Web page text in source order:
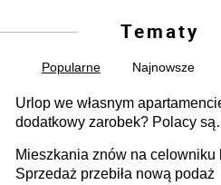
Tematy
Popularne Najnowsze
Urlop we własnym
dodatkowy zarobek? Polacy są
Mieszkania znów na celowniku
Sprzedaż przebiła nową podaż